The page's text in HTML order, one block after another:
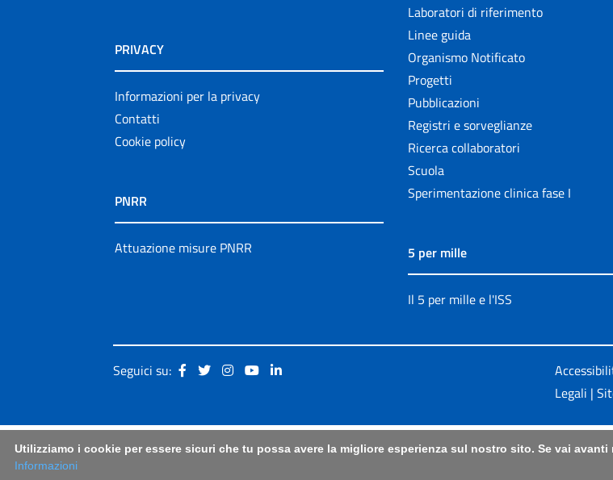
PRIVACY
Informazioni per la privacy
Contatti
Cookie policy
PNRR
Attuazione misure PNRR
Laboratori di riferimento
Linee guida
Organismo Notificato
Progetti
Pubblicazioni
Registri e sorveglianze
Ricerca collaboratori
Scuola
Sperimentazione clinica fase I
5 per mille
Il 5 per mille e l'ISS
Seguici su:
Legali |
Utilizziamo i cookie per essere sicuri che tu possa avere la migliore esperienza sul nostro sito. Se vai
Informazioni